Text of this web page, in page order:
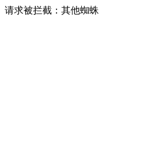
请求被拦截：其他蜘蛛